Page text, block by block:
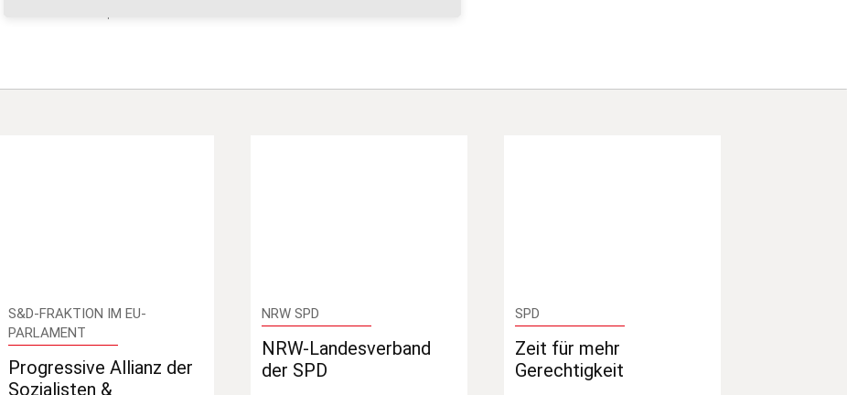
S&D-FRAKTION IM EU-
PARLAMENT
Progressive Allianz der
Sozialisten &
NRW SPD
NRW-Landesverband
der SPD
SPD
Zeit für mehr
Gerechtigkeit